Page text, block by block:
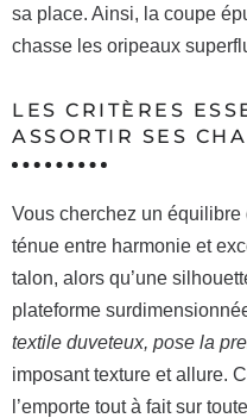
sa place. Ainsi, la coupe
chasse les oripeaux
LES CRITÈRES
ASSORTIR SES
Vous cherchez un
ténue entre harmonie et
talon, alors qu’une
plateforme
textile duveteux, pose la
imposant texture et allure.
l’emporte tout à fait sur